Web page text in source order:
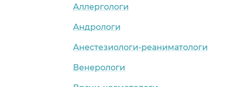
Аллергологи
Андрологи
Анестезиологи-реаниматологи
Венерологи